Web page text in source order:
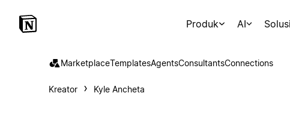
Produk AI Solusi
MarketplaceTemplatesAgentsConsultantsConnections
Kreator Kyle Ancheta